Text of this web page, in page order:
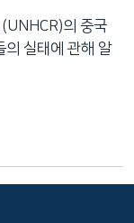
(UNHCR)의 중국
의 실태에 관해 알